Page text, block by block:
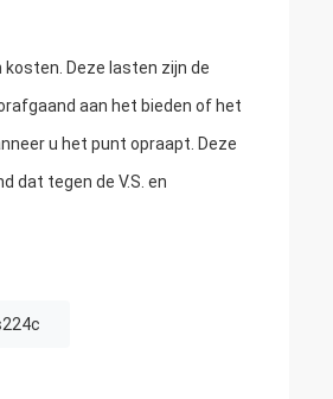
Deze lasten zijn de
aan het bieden of het
u het punt opraapt. Deze
dat tegen de V.S. en